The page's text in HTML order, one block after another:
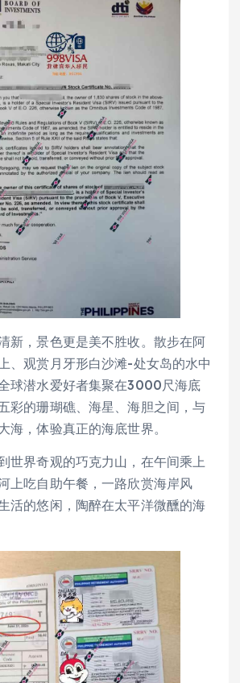
新，景色更是美不胜收。散步在阿
、观赏月牙形白沙滩-处女岛的水中
球潜水爱好者集聚在3000尺海底
彩的珊瑚礁、海星、海胆之间，与
海，体验真正的海底世界。
世界奇观的巧克力山，在午间乘上
上吃自助午餐，一路欣赏海岸风
活的悠闲，陶醉在太平洋微醺的海